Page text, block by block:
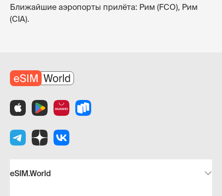
Ближайшие аэропорты прилёта: Рим (FCO), Рим
(CIA).
eSIM.World